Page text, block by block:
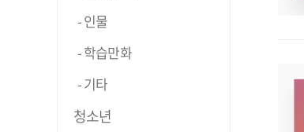
인물
학습만화
기타
청소년